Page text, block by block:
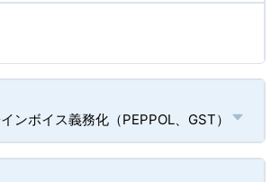
ンボイス義務化（PEPPOL、GST）